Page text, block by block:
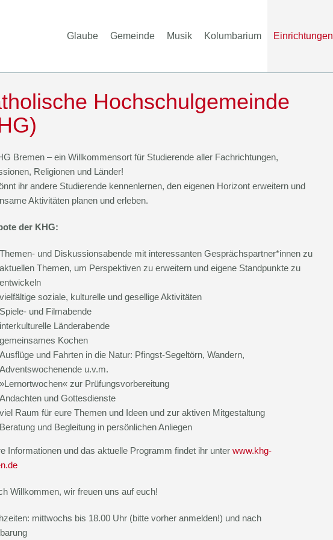
Glaube Gemeinde Musik Kolumbarium Einrichtungen
Hochschulgemeinde
Bremen – ein Willkommensort für Studierende aller Fachrichtungen,
Religionen und Länder!
ihr andere Studierende kennenlernen, den eigenen Horizont erweitern und
Aktivitäten planen und erleben.
der KHG:
Themen- und Diskussionsabende mit interessanten Gesprächspartner*innen zu
aktuellen Themen, um Perspektiven zu erweitern und eigene Standpunkte zu
entwickeln
vielfältige soziale, kulturelle und gesellige Aktivitäten
Spiele- und Filmabende
interkulturelle Länderabende
gemeinsames Kochen
Ausflüge und Fahrten in die Natur: Pfingst-Segeltörn, Wandern,
Adventswochenende u.v.m.
»Lernortwochen« zur Prüfungsvorbereitung
Andachten und Gottesdienste
viel Raum für eure Themen und Ideen und zur aktiven Mitgestaltung
Beratung und Begleitung in persönlichen Anliegen
Informationen und das aktuelle Programm findet ihr unterwww.khg-
Willkommen, wir freuen uns auf euch!
mittwochs bis 18.00 Uhr (bitte vorher anmelden!) und nach